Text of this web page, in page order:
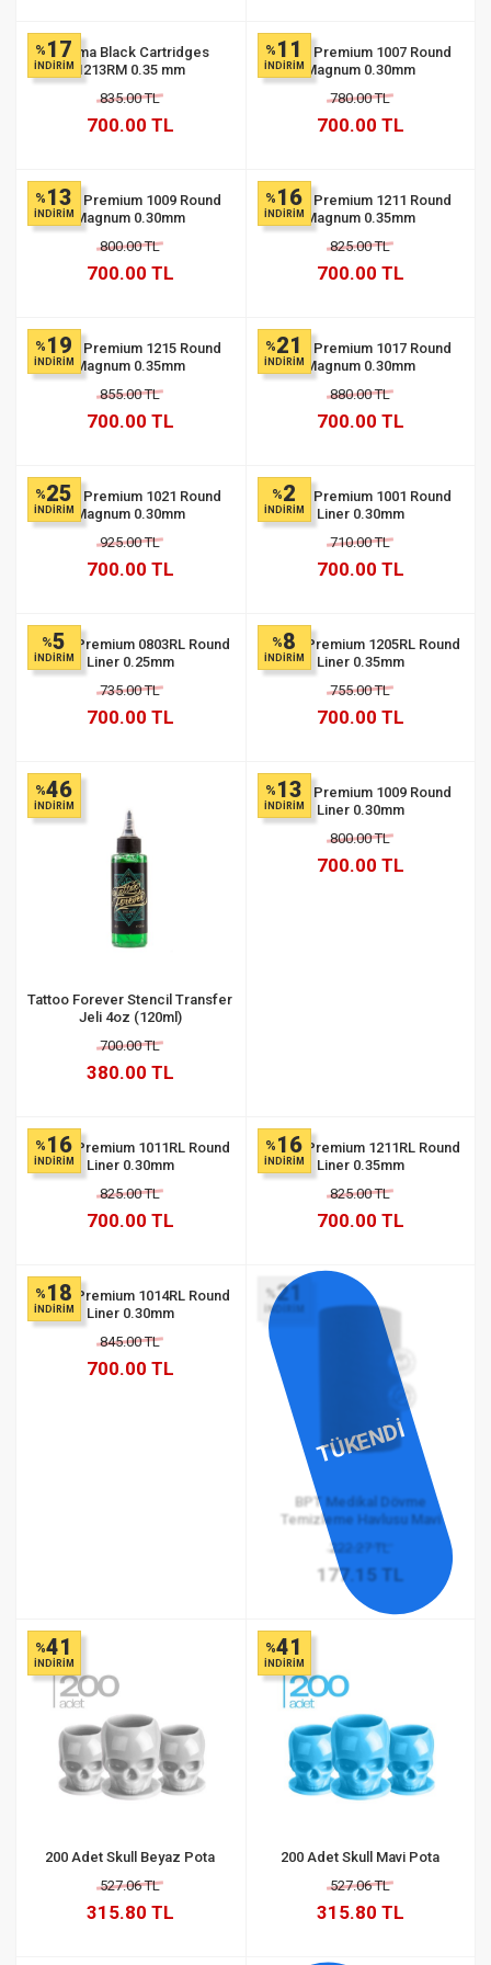
% 17
İNDİRİM
Stigma Black Cartridges
1213RM 0.35 mm
835.00 TL
700.00 TL
% 11
İNDİRİM
Quelle Premium 1007 Round
Magnum 0.30mm
780.00 TL
700.00 TL
% 13
İNDİRİM
Quelle Premium 1009 Round
Magnum 0.30mm
800.00 TL
700.00 TL
% 16
İNDİRİM
Quelle Premium 1211 Round
Magnum 0.35mm
825.00 TL
700.00 TL
% 19
İNDİRİM
Quelle Premium 1215 Round
Magnum 0.35mm
855.00 TL
700.00 TL
%21
İNDİRİM
Quelle Premium 1017 Round
Magnum 0.30mm
880.00 TL
700.00 TL
%25
İNDİRİM
Quelle Premium 1021 Round
Magnum 0.30mm
925.00 TL
700.00 TL
%2
İNDİRİM
Quelle Premium 1001 Round
Liner 0.30mm
710.00 TL
700.00 TL
%5
İNDİRİM
Quelle Premium 0803RL Round
Liner 0.25mm
735.00 TL
700.00 TL
%8
İNDİRİM
Quelle Premium 1205RL Round
Liner 0.35mm
755.00 TL
700.00 TL
%46
İNDİRİM
Tattoo Forever Stencil Transfer
Jeli 4oz (120ml)
700.00 TL
380.00 TL
% 13
İNDİRİM
Quelle Premium 1009 Round
Liner 0.30mm
800.00 TL
700.00 TL
% 16
İNDİRİM
Quelle Premium 1011RL Round
Liner 0.30mm
825.00 TL
700.00 TL
% 16
İNDİRİM
Quelle Premium 1211RL Round
Liner 0.35mm
825.00 TL
700.00 TL
% 18
İNDİRİM
Quelle Premium 1014RL Round
Liner 0.30mm
845.00 TL
700.00 TL
TÜKENDİ
%21
İNDİRİM
BPT Medikal Dövme
Temizleme Havlusu Mavi
222.27 TL
177.15 TL
%41
İNDİRİM
200 Adet Skull Beyaz Pota
527.06 TL
315.80 TL
%41
İNDİRİM
200 Adet Skull Mavi Pota
527.06 TL
315.80 TL